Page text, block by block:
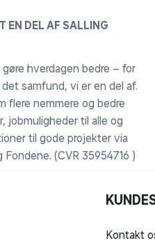
EN DEL AF SALLING
gøre hverdagen bedre – for
samfund, vi er en del af.
flere nemmere og bedre
jobmuligheder til alle og
til gode projekter via
Fondene. (CVR 35954716 )
Kontakt